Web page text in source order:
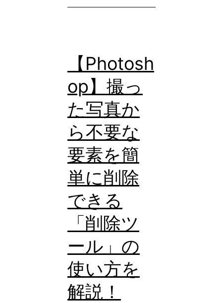
前
対
知
っ
て
お
き
た
い！
WEB
デ
ザ
イ
ー
に
【Photosh
op】撮っ
た写真か
ら不要な
要素を簡
単に削除
できる
「削除ツ
ール」の
使い方を
解説！